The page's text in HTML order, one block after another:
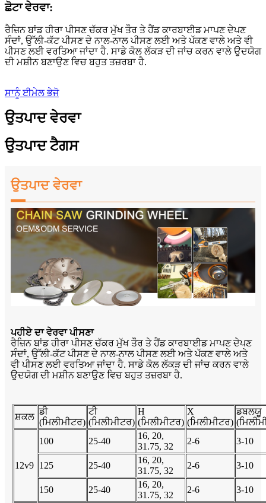
ਛੋਟਾ ਵੇਰਵਾ:
ਰੈਜ਼ਿਨ ਬਾਂਡ ਹੀਰਾ ਪੀਸਣ ਚੱਕਰ ਮੁੱਖ ਤੌਰ ਤੇ ਹੈਂਡ ਕਾਰਬਾਈਡ ਮਾਪਣ ਦੇਪਣ
ਸੰਦਾਂ, ਉੱਲੀ-ਕੱਟ ਪੀਸਣ ਦੇ ਨਾਲ-ਨਾਲ ਪੀਸਣ ਲਈ ਅਤੇ ਪੱਕਣ ਵਾਲੇ ਅਤੇ ਵੀ
ਪੀਸਣ ਲਈ ਵਰਤਿਆ ਜਾਂਦਾ ਹੈ. ਸਾਡੇ ਕੋਲ ਲੱਕੜ ਦੀ ਜਾਂਚ ਕਰਨ ਵਾਲੇ ਉਦਯੋਗ
ਦੀ ਮਸ਼ੀਨ ਬਣਾਉਣ ਵਿਚ ਬਹੁਤ ਤਜ਼ਰਬਾ ਹੈ.
ਸਾਨੂੰ ਈਮੇਲ ਭੇਜੋ
ਉਤਪਾਦ ਵੇਰਵਾ
ਉਤਪਾਦ ਟੈਗਸ
ਉਤਪਾਦ ਵੇਰਵਾ
ਪਹੀਏ ਦਾ ਵੇਰਵਾ ਪੀਸਣਾ
ਰੈਜ਼ਿਨ ਬਾਂਡ ਹੀਰਾ ਪੀਸਣ ਚੱਕਰ ਮੁੱਖ ਤੌਰ ਤੇ ਹੈਂਡ ਕਾਰਬਾਈਡ ਮਾਪਣ ਦੇਪਣ
ਸੰਦਾਂ, ਉੱਲੀ-ਕੱਟ ਪੀਸਣ ਦੇ ਨਾਲ-ਨਾਲ ਪੀਸਣ ਲਈ ਅਤੇ ਪੱਕਣ ਵਾਲੇ ਅਤੇ
ਵੀ ਪੀਸਣ ਲਈ ਵਰਤਿਆ ਜਾਂਦਾ ਹੈ. ਸਾਡੇ ਕੋਲ ਲੱਕੜ ਦੀ ਜਾਂਚ ਕਰਨ ਵਾਲੇ
ਉਦਯੋਗ ਦੀ ਮਸ਼ੀਨ ਬਣਾਉਣ ਵਿਚ ਬਹੁਤ ਤਜ਼ਰਬਾ ਹੈ.
ਸ਼ਕਲ
ਡੀ
(ਮਿਲੀਮੀਟਰ)
ਟੀ
(ਮਿਲੀਮੀਟਰ)
H
(ਮਿਲੀਮੀਟਰ)
X
(ਮਿਲੀਮੀਟਰ)
ਡਬਲਯੂ
12v9
100 25-40
16, 20,
31.75, 32
2-6 3-10
125 25-40
16, 20,
31.75, 32
2-6 3-10
150 25-40
16, 20,
31.75, 32
2-6 3-10